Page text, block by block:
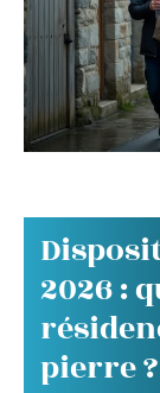
2026 :
pierre ?